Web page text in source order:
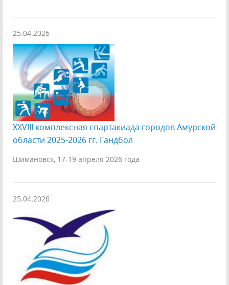
25.04.2026
XXVIII комплексная спартакиада городов Амурской
области 2025-2026 гг. Гандбол
Шимановск, 17-19 апреля 2026 года
25.04.2026